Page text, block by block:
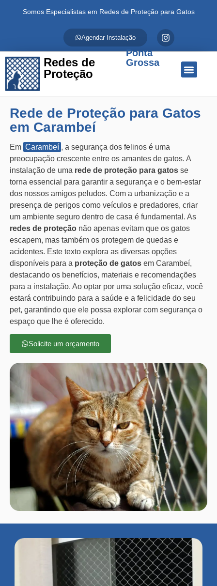
Somos Especialistas em Redes de Proteção para Gatos
Agendar Instalação
Redes de
Proteção
Ponta
Grossa
Rede de Proteção para Gatos
em Carambeí
Em Carambeí , a segurança dos felinos é uma
preocupação crescente entre os amantes de gatos. A
instalação de uma rede de proteção para gatos se
torna essencial para garantir a segurança e o bem-estar
dos nossos amigos peludos. Com a urbanização e a
presença de perigos como veículos e predadores, criar
um ambiente seguro dentro de casa é fundamental. As
redes de proteção não apenas evitam que os gatos
escapem, mas também os protegem de quedas e
acidentes. Este texto explora as diversas opções
disponíveis para a proteção de gatos em Carambeí,
destacando os benefícios, materiais e recomendações
para a instalação. Ao optar por uma solução eficaz, você
estará contribuindo para a saúde e a felicidade do seu
pet, garantindo que ele possa explorar com segurança o
espaço que lhe é oferecido.
Solicite um orçamento